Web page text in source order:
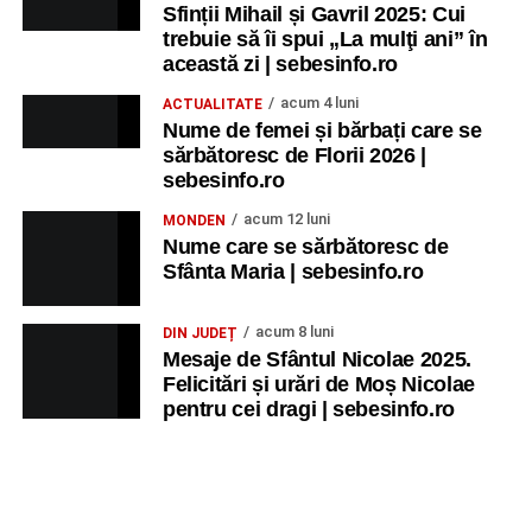
Sfinții Mihail și Gavril 2025: Cui
trebuie să îi spui „La mulţi ani” în
această zi | sebesinfo.ro
ACTUALITATE acum 4 luni
Nume de femei și bărbați care se
sărbătoresc de Florii 2026 |
sebesinfo.ro
MONDEN acum 12 luni
Nume care se sărbătoresc de
Sfânta Maria | sebesinfo.ro
DIN JUDEȚ acum 8 luni
Mesaje de Sfântul Nicolae 2025.
Felicitări și urări de Moș Nicolae
pentru cei dragi | sebesinfo.ro